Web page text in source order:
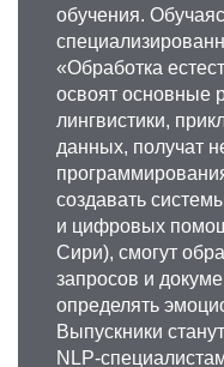
обучения.
«Обработка
освоят основные
лингвистики,
данных, получат
создавать
и цифровых
Сири), смогут
запросов и
определять
Выпускники
NLP-